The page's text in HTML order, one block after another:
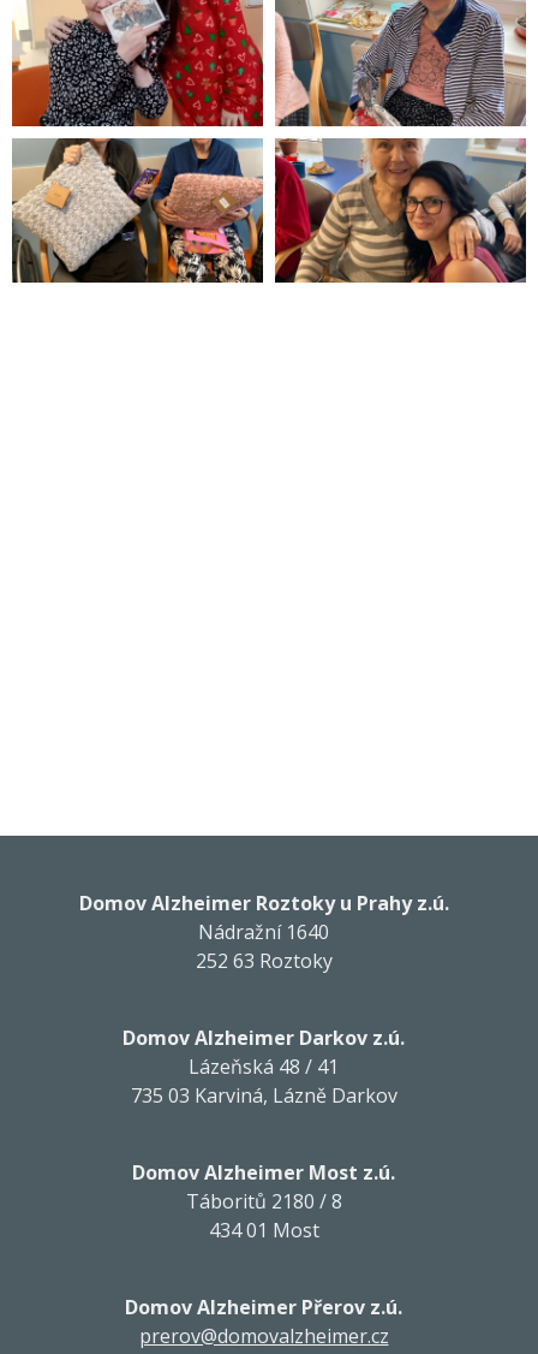
Domov Alzheimer Roztoky u Prahy z.ú.
Nádražní 1640
252 63 Roztoky
Domov Alzheimer Darkov z.ú.
Lázeňská 48 / 41
735 03 Karviná, Lázně Darkov
Domov Alzheimer Most z.ú.
Táboritů 2180 / 8
434 01 Most
Domov Alzheimer Přerov z.ú.
prerov@domovalzheimer.cz